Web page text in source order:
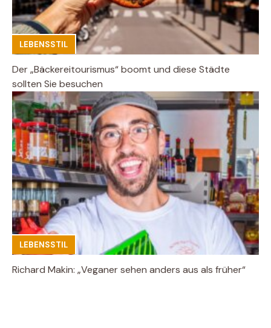
LEBENSSTIL
Der „Bäckereitourismus“ boomt und diese Städte
sollten Sie besuchen
LEBENSSTIL
Richard Makin: „Veganer sehen anders aus als früher“